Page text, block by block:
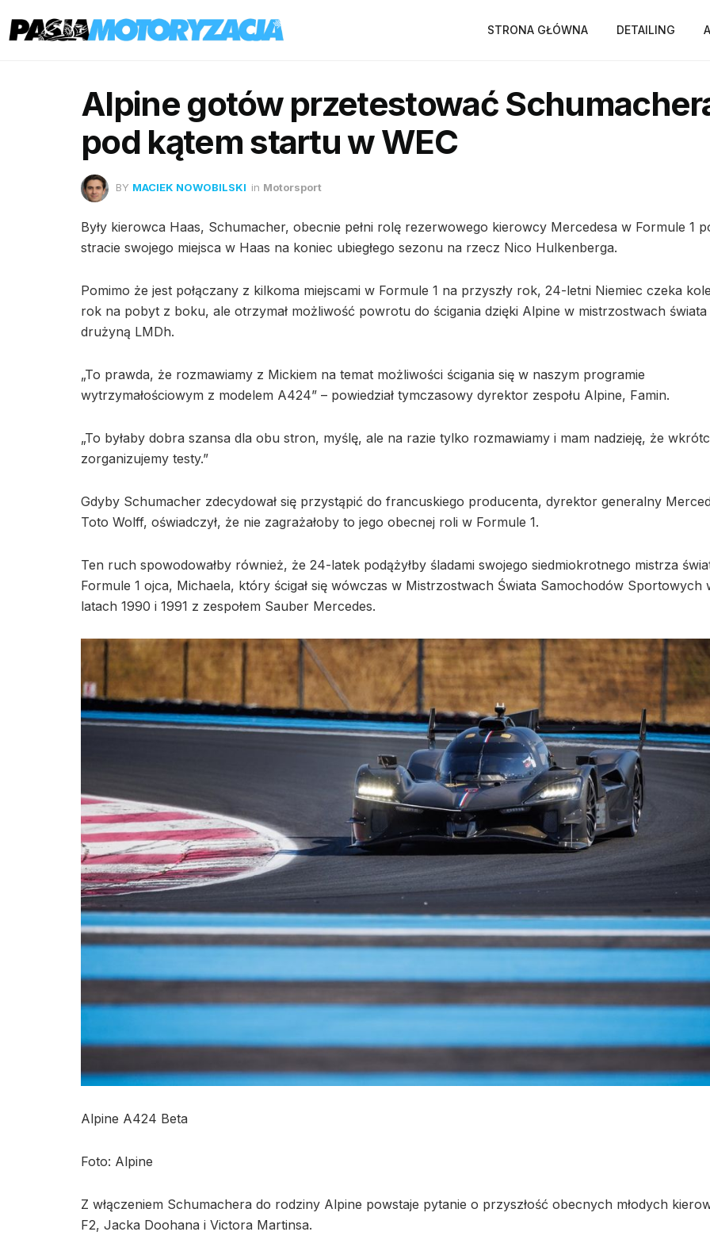
STRONA GŁÓWNA DETAILING
Alpine gotów przetestować
pod kątem startu w WEC
BY MACIEK NOWOBILSKI in Motorsport
Były kierowca Haas, Schumacher, obecnie pełni rolę rezerwowego kierowcy Mercedesa w Formule 1
stracie swojego miejsca w Haas na koniec ubiegłego sezonu na rzecz Nico Hulkenberga.
Pomimo że jest połączany z kilkoma miejscami w Formule 1 na przyszły rok, 24-letni Niemiec czeka
rok na pobyt z boku, ale otrzymał możliwość powrotu do ścigania dzięki Alpine w mistrzostwach świata
drużyną LMDh.
„To prawda, że rozmawiamy z Mickiem na temat możliwości ścigania się w naszym programie
wytrzymałościowym z modelem A424” – powiedział tymczasowy dyrektor zespołu Alpine, Famin.
„To byłaby dobra szansa dla obu stron, myślę, ale na razie tylko rozmawiamy i mam nadzieję, że
zorganizujemy testy.”
Gdyby Schumacher zdecydował się przystąpić do francuskiego producenta, dyrektor generalny
Toto Wolff, oświadczył, że nie zagrażałoby to jego obecnej roli w Formule 1.
Ten ruch spowodowałby również, że 24-latek podążyłby śladami swojego siedmiokrotnego mistrza
Formule 1 ojca, Michaela, który ścigał się wówczas w Mistrzostwach Świata Samochodów Sportowych
latach 1990 i 1991 z zespołem Sauber Mercedes.
Alpine A424 Beta
Foto: Alpine
Z włączeniem Schumachera do rodziny Alpine powstaje pytanie o przyszłość obecnych młodych
F2, Jacka Doohana i Victora Martinsa.